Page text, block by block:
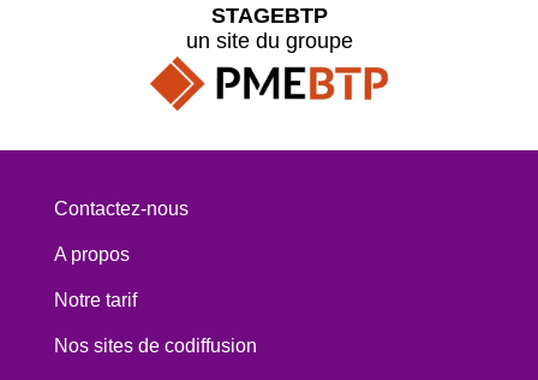
STAGEBTP
un site du groupe
Contactez-nous
A propos
Notre tarif
Nos sites de codiffusion